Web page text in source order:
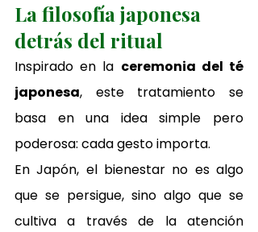
La filosofía japonesa
detrás del ritual
Inspirado en la ceremonia del té
japonesa, este tratamiento se
basa en una idea simple pero
poderosa: cada gesto importa.
En Japón, el bienestar no es algo
que se persigue, sino algo que se
cultiva a través de la atención